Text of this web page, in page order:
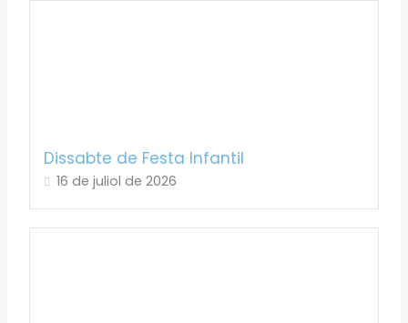
Dissabte de Festa Infantil
16 de juliol de 2026